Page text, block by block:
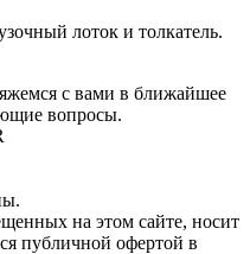
лоток и толкатель.
с вами в ближайшее
вопросы.
на этом сайте, носит
публичной офертой в